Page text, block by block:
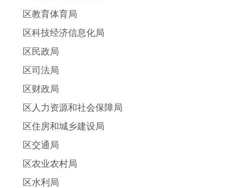
区教育体育局
区科技经济信息化局
区民政局
区司法局
区财政局
区人力资源和社会保障局
区住房和城乡建设局
区交通局
区农业农村局
区水利局